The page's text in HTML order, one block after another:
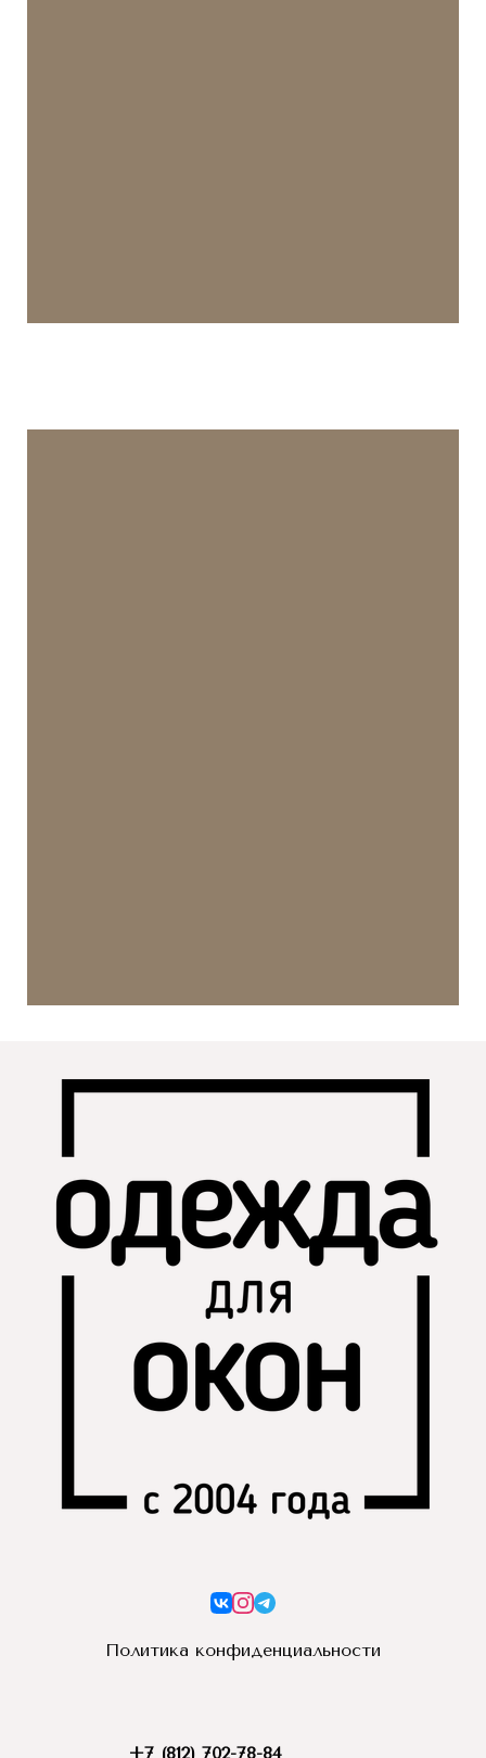
Политика конфиденциальности
+7 (812) 702-78-84